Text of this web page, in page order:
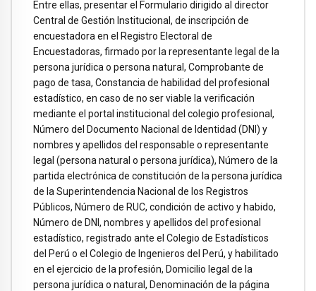
Entre ellas, presentar el Formulario dirigido al director
Central de Gestión Institucional, de inscripción de
encuestadora en el Registro Electoral de
Encuestadoras, firmado por la representante legal de la
persona jurídica o persona natural, Comprobante de
pago de tasa, Constancia de habilidad del profesional
estadístico, en caso de no ser viable la verificación
mediante el portal institucional del colegio profesional,
Número del Documento Nacional de Identidad (DNI) y
nombres y apellidos del responsable o representante
legal (persona natural o persona jurídica), Número de la
partida electrónica de constitución de la persona jurídica
de la Superintendencia Nacional de los Registros
Públicos, Número de RUC, condición de activo y habido,
Número de DNI, nombres y apellidos del profesional
estadístico, registrado ante el Colegio de Estadísticos
del Perú o el Colegio de Ingenieros del Perú, y habilitado
en el ejercicio de la profesión, Domicilio legal de la
persona jurídica o natural, Denominación de la página